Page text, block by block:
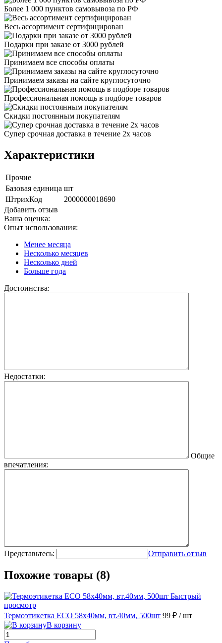
Более 1 000 пунктов самовывоза по РФ
Весь ассортимент сертифицирован
Подарки при заказе от 3000 рублей
Принимаем все способы оплаты
Принимаем заказы на сайте круглосуточно
Профессиональная помощь в подборе товаров
Скидки постоянным покупателям
Супер срочная доставка в течение 2х часов
Характеристики
Прочие
Базовая единица шт
ШтрихКод
2000000018690
Добавить отзыв
Ваша оценка:
Опыт использования:
Менее месяца
Несколько месяцев
Несколько дней
Больше года
Достоинства:
Недостатки:
Общие
впечатления:
Представьтесь: Отправить отзыв
Похожие товары (8)
Быстрый
просмотр
Термоэтикетка ECO 58х40мм, вт.40мм, 500шт 99 ₽ / шт
В корзину